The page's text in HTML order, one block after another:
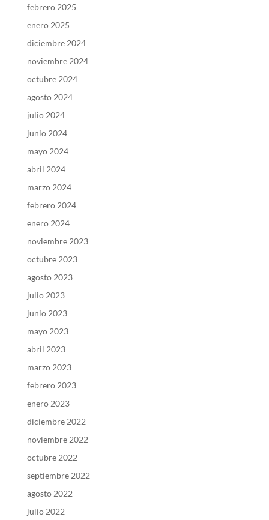
febrero 2025
enero 2025
diciembre 2024
noviembre 2024
octubre 2024
agosto 2024
julio 2024
junio 2024
mayo 2024
abril 2024
marzo 2024
febrero 2024
enero 2024
noviembre 2023
octubre 2023
agosto 2023
julio 2023
junio 2023
mayo 2023
abril 2023
marzo 2023
febrero 2023
enero 2023
diciembre 2022
noviembre 2022
octubre 2022
septiembre 2022
agosto 2022
julio 2022